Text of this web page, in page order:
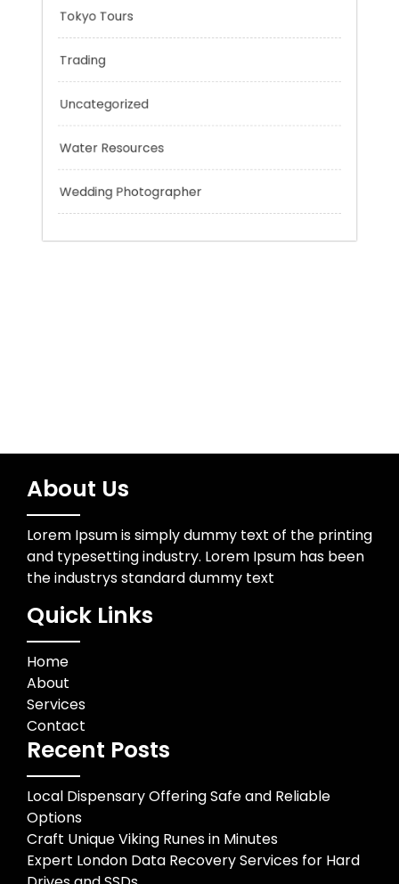
Sport
Technology
Tokyo Tours
Trading
Uncategorized
About Us
Lorem Ipsum is simply dummy text of the printing
and typesetting industry. Lorem Ipsum has been
the industrys standard dummy text
Quick Links
Home
About
Services
Contact
Recent Posts
Local Dispensary Offering Safe and Reliable
Options
Craft Unique Viking Runes in Minutes
Expert London Data Recovery Services for Hard